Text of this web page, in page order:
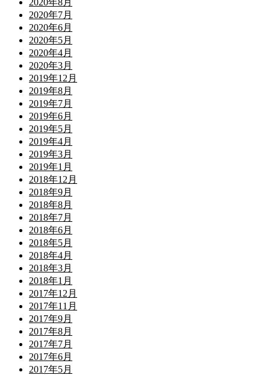
2020年7月
2020年6月
2020年5月
2020年4月
2020年3月
2019年12月
2019年8月
2019年7月
2019年6月
2019年5月
2019年4月
2019年3月
2019年1月
2018年12月
2018年9月
2018年8月
2018年7月
2018年6月
2018年5月
2018年4月
2018年3月
2018年1月
2017年12月
2017年11月
2017年9月
2017年8月
2017年7月
2017年6月
2017年5月